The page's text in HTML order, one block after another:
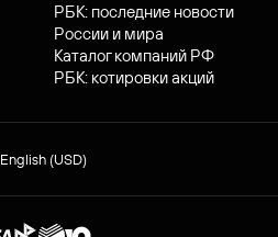
РБК: последние новости
России и мира
Каталог компаний РФ
РБК: котировки акций
English (USD)